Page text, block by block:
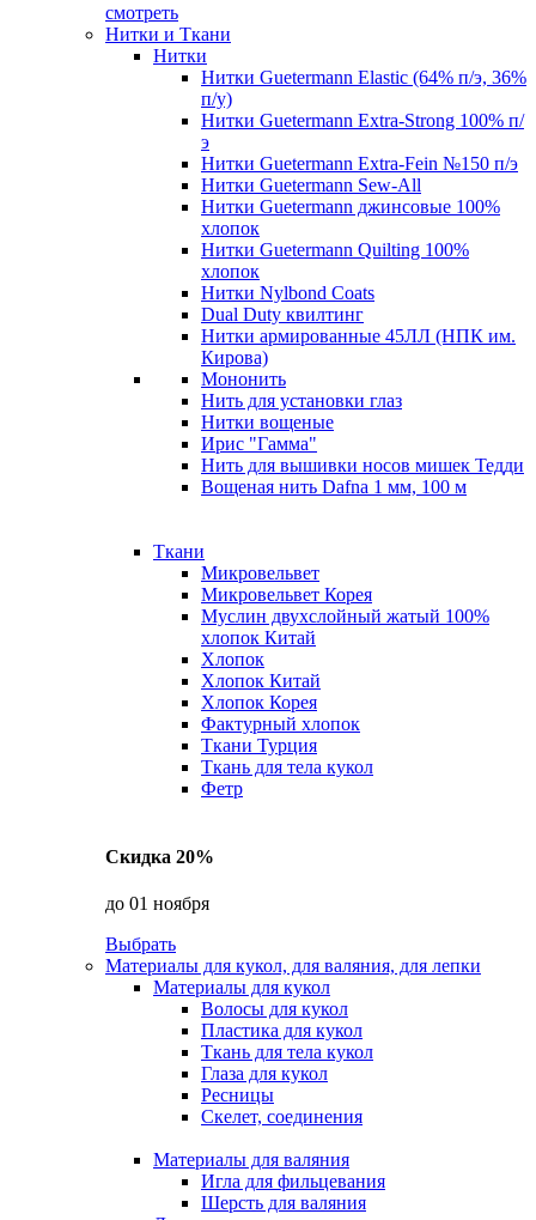
смотреть
Нитки и Ткани
Нитки
Нитки Guetermann Elastic (64% п/э, 36%
п/у)
Нитки Guetermann Extra-Strong 100% п/
э
Нитки Guetermann Extra-Fein №150 п/э
Нитки Guetermann Sew-All
Нитки Guetermann джинсовые 100%
хлопок
Нитки Guetermann Quilting 100%
хлопок
Нитки Nylbond Coats
Dual Duty квилтинг
Нитки армированные 45ЛЛ (НПК им.
Кирова)
Мононить
Нить для установки глаз
Нитки вощеные
Ирис "Гамма"
Нить для вышивки носов мишек Тедди
Вощеная нить Dafna 1 мм, 100 м
Ткани
Микровельвет
Микровельвет Корея
Муслин двухслойный жатый 100%
хлопок Китай
Хлопок
Хлопок Китай
Хлопок Корея
Фактурный хлопок
Ткани Турция
Ткань для тела кукол
Фетр
Скидка 20%
до 01 ноября
Выбрать
Материалы для кукол, для валяния, для лепки
Материалы для кукол
Волосы для кукол
Пластика для кукол
Ткань для тела кукол
Глаза для кукол
Ресницы
Скелет, соединения
Материалы для валяния
Игла для фильцевания
Шерсть для валяния